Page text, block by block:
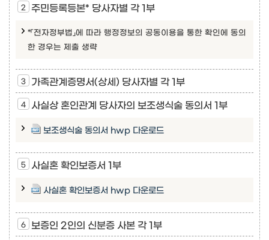
주민등록등본* 당사자별 각 1부
*「전자정부법」에 따라 행정정보의 공동이용을 통한 확인에 동의
한 경우는 제출 생략
가족관계증명서(상세) 당사자별 각 1부
사실상 혼인관계 당사자의 보조생식술 동의서 1부
보조생식술 동의서 hwp 다운로드
사실혼 확인보증서 1부
사실혼 확인보증서 hwp 다운로드
보증인 2인의 신분증 사본 각 1부